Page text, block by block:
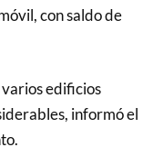
con saldo de
edificios
informó el